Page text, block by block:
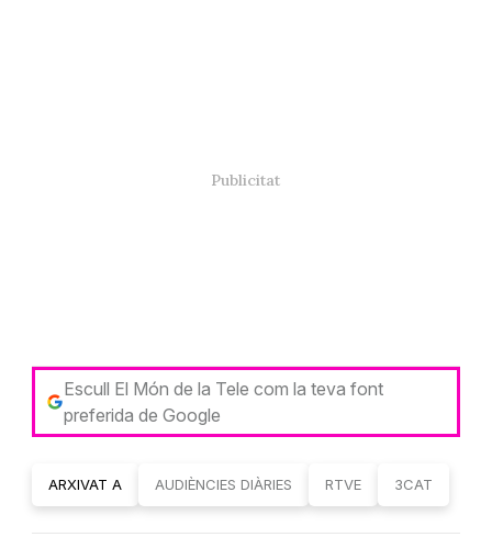
Escull El Món de la Tele com la teva font
preferida de Google
ARXIVAT A AUDIÈNCIES DIÀRIES RTVE 3CAT